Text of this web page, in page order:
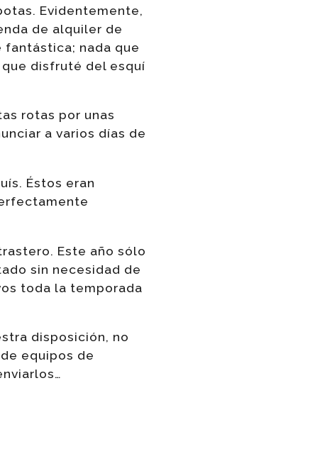
Evidentemente,
de alquiler de
nada que
disfruté del esquí
rotas por unas
a varios días de
Éstos eran
Este año sólo
sin necesidad de
toda la temporada
disposición, no
equipos de